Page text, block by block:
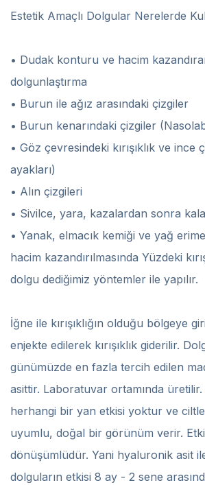
Estetik Amaçlı Dolgular Nerelerde
• Dudak konturu ve hacim
dolgunlaştırma
• Burun ile ağız arasındaki çizgiler
• Burun kenarındaki çizgiler
• Göz çevresindeki kırışıklık ve ince
ayakları)
• Alın çizgileri
• Sivilce, yara, kazalardan sonra
• Yanak, elmacık kemiği ve yağ
hacim kazandırılmasında Yüzdeki
dolgu dediğimiz yöntemler ile yapılır.
İğne ile kırışıklığın olduğu bölgeye
enjekte edilerek kırışıklık giderilir.
günümüzde en fazla tercih edilen
asittir. Laboratuvar ortamında
herhangi bir yan etkisi yoktur ve
uyumlu, doğal bir görünüm verir.
dönüşümlüdür. Yani hyaluronik asit
dolguların etkisi 8 ay - 2 sene